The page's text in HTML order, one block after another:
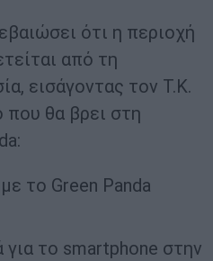
ότι η περιοχή
από τη
εισάγοντας τον Τ.Κ.
που θα βρει στη
το Green Panda
το smartphone στην